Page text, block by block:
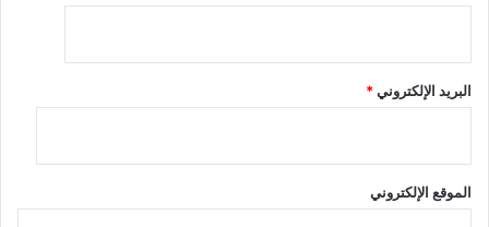
البريد الإلكتروني*
الموقع الإلكتروني